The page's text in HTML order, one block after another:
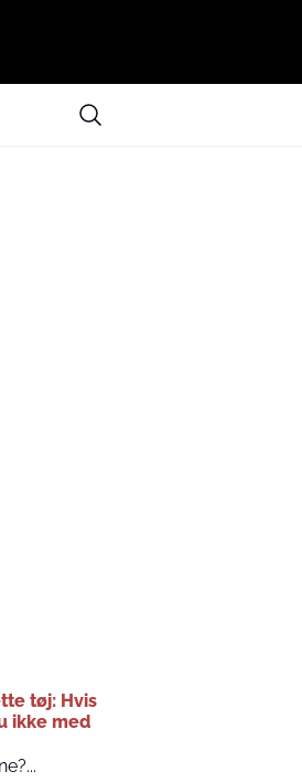
tøj: Hvis
ikke med